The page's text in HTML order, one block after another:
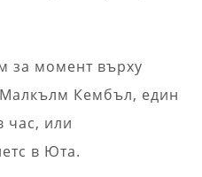
за момент върху
Кембъл, един
час, или
в Юта.